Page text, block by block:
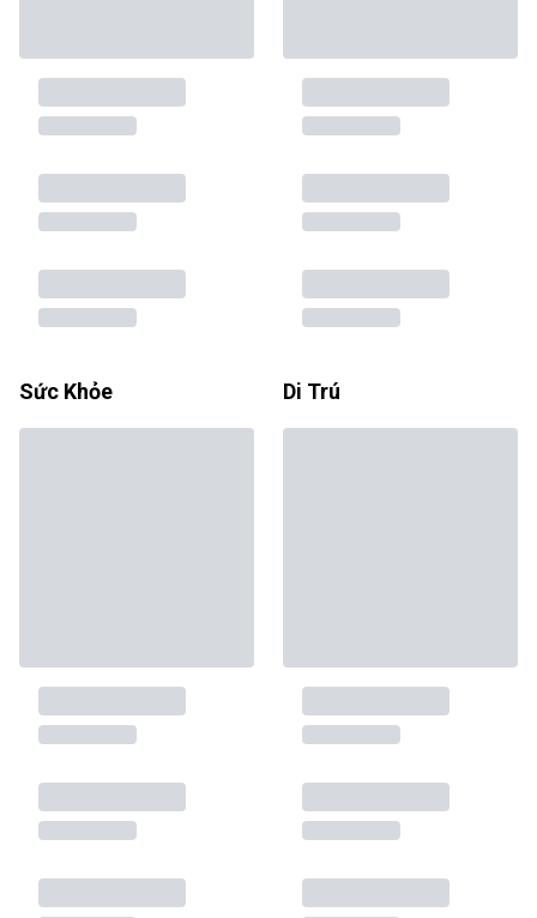
Sức Khỏe Di Trú